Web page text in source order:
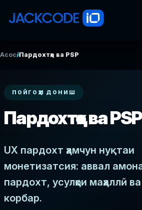
Асосӣ/Пардохтҳо ва PSP
ПОЙГОҲИ ДОНИШ
Пардохтҳо ва PSP
UX пардохт ҳамчун нуқтаи
монетизатсия: аввал
пардохт, усулҳои маҳаллӣ
корбар.